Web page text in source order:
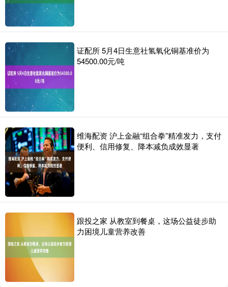
证配所 5月4日生意社氢氧化铜基准价为
54500.00元/吨
维海配资 沪上金融“组合拳”精准发力，支付
便利、信用修复、降本减负成效显著
跟投之家 从教室到餐桌，这场公益徒步助
力困境儿童营养改善